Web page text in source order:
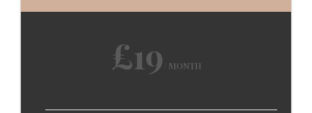
£19 / MONTH